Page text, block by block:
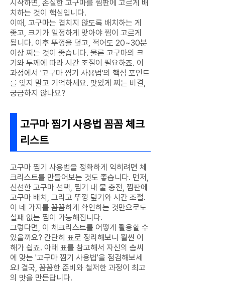
시작하면, 손질한 고구마를 찜판에 고르게 배
치하는 것이 핵심입니다.
이때, 고구마는 겹치지 않도록 배치하는 게
좋고, 크기가 일정하게 맞아야 찜이 고르게
됩니다. 이후 뚜껑을 덮고, 적어도 20~30분
이상 찌는 것이 좋습니다. 물론 고구마의 크
기와 두께에 따라 시간 조절이 필요하죠. 이
과정에서 '고구마 찜기 사용법'의 핵심 포인트
를 잊지 말고 기억하세요. 맛있게 찌는 비결,
궁금하지 않나요?
고구마 찜기 사용법 꼼꼼 체크
리스트
고구마 찜기 사용법을 정확하게 익히려면 체
크리스트를 만들어보는 것도 좋습니다. 먼저,
신선한 고구마 선택, 찜기 내 물 충전, 찜판에
고구마 배치, 그리고 뚜껑 덮기와 시간 조절.
이 네 가지를 꼼꼼하게 확인하는 것만으로도
실패 없는 찜이 가능해집니다.
그렇다면, 이 체크리스트를 어떻게 활용할 수
있을까요? 간단히 표로 정리해보니 훨씬 이
해가 쉽죠. 아래 표를 참고해서 자신의 솜씨
에 맞는 '고구마 찜기 사용법'을 점검해보세
요! 결국, 꼼꼼한 준비와 철저한 과정이 최고
의 맛을 만든답니다.